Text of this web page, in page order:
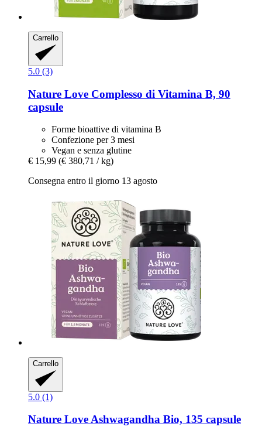
Carrello
5.0 (3)
Nature Love Complesso di Vitamina B, 90
capsule
Forme bioattive di vitamina B
Confezione per 3 mesi
Vegan e senza glutine
€ 15,99 (€ 380,71 / kg)
Consegna entro il giorno 13 agosto
Carrello
5.0 (1)
Nature LoveAshwagandha Bio, 135 capsule